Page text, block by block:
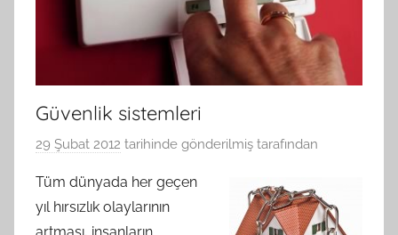
Güvenlik sistemleri
29 Şubat 2012 tarihinde gönderilmiş tarafından
Tüm dünyada her geçen
yıl hırsızlık olaylarının